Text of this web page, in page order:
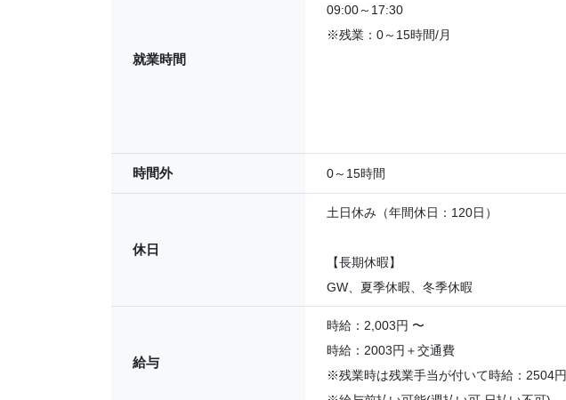
就業時間
09:00～17:30
※残業：0～15時間/月
時間外 0～15時間
休日
土日休み（年間休日：120日）
【長期休暇】
GW、夏季休暇、冬季休暇
給与
時給：2,003円 〜
時給：2003円＋交通費
※残業時は残業手当が付いて時給：2504円